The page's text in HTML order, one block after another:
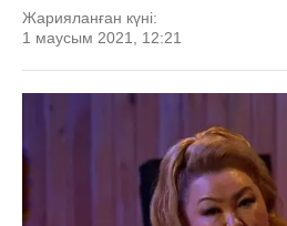
Жарияланған күні:
1 маусым 2021, 12:21